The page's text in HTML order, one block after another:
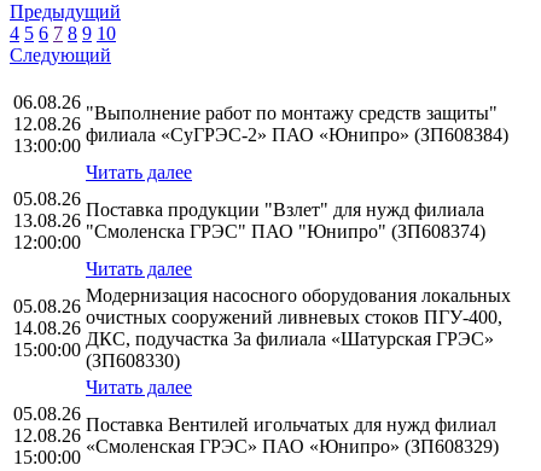
Предыдущий
4 5 6 7 8 9 10
Следующий
06.08.26
12.08.26
13:00:00
"Выполнение работ по монтажу средств защиты"
филиала «СуГРЭС-2» ПАО «Юнипро» (ЗП608384)
Читать далее
05.08.26
13.08.26
12:00:00
Поставка продукции "Взлет" для нужд филиала
"Смоленска ГРЭС" ПАО "Юнипро" (ЗП608374)
Читать далее
05.08.26
14.08.26
15:00:00
Модернизация насосного оборудования локальных
очистных сооружений ливневых стоков ПГУ-400,
ДКС, подучастка 3а филиала «Шатурская ГРЭС»
(ЗП608330)
Читать далее
05.08.26
12.08.26
15:00:00
Поставка Вентилей игольчатых для нужд филиал
«Смоленская ГРЭС» ПАО «Юнипро» (ЗП608329)